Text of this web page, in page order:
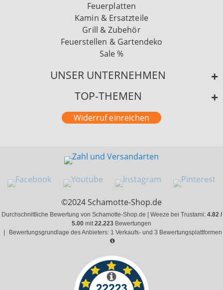
Feuerplatten
Kamin & Ersatzteile
Grill & Zubehör
Feuerstellen & Gartendeko
Sale %
UNSER UNTERNEHMEN
TOP-THEMEN
Widerruf einreichen
©2024 Schamotte-Shop.de
Durchschnittliche Bewertung von Schamotte-Shop.de | Weeze bei Trustami: 4.82 /
5.00 mit22.223 Bewertungen
Bewertungsgrundlage des Anbieters: 1 Verkaufs- und 3 Bewertungsplattformen